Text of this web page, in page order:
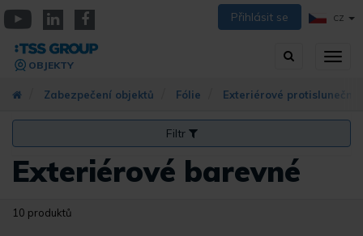
Přejít
k
hlavnímu
obsahu
Přihlásit se CZ
Vyhledávání
OBJEKTY
Zabezpečení objektů Fólie Exteriérové ​​protisluneční
Filtr
Exteriérové ​​barevné
10 produktů